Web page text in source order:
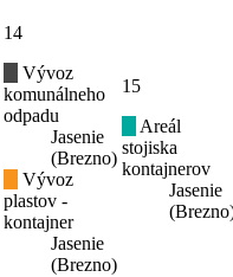
14
Vývoz
komunálneho
odpadu
Jasenie
(Brezno)
Vývoz
plastov -
kontajner
Jasenie
(Brezno)
15
Areál
stojiska
kontajnerov
Jasenie